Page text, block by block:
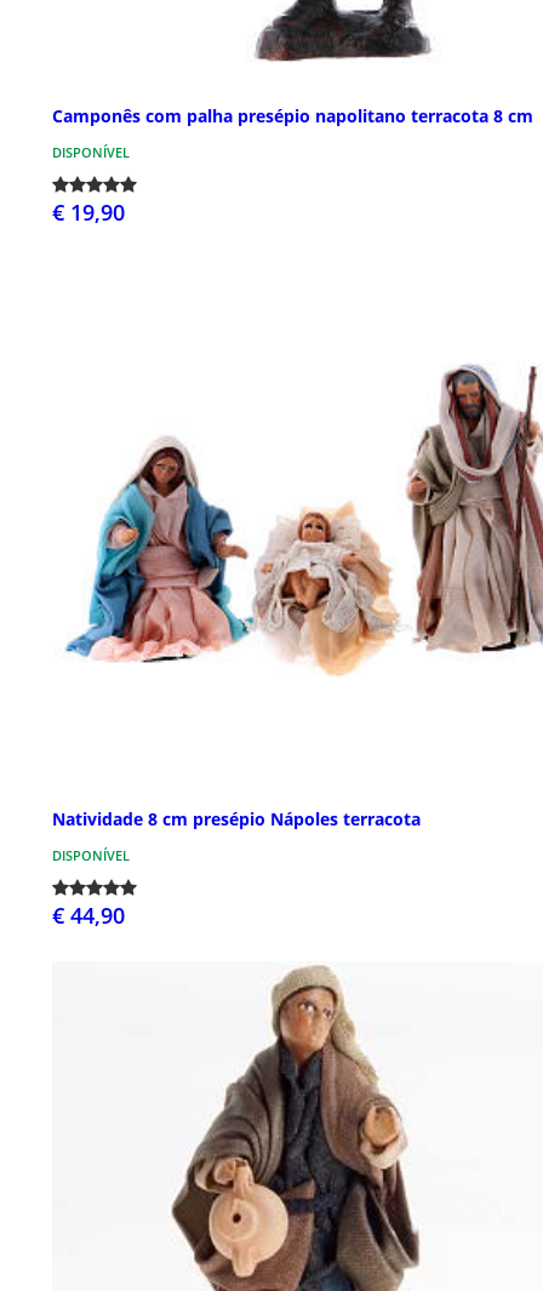
Camponês com palha presépio napolitano terracota 8 cm
DISPONÍVEL
€ 19,90
Natividade 8 cm presépio Nápoles terracota
DISPONÍVEL
€ 44,90